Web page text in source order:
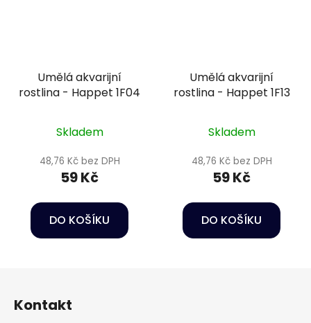
Umělá akvarijní
rostlina - Happet 1F04
Skladem
48,76 Kč bez DPH
59 Kč
DO KOŠÍKU
Umělá akvarijní
rostlina - Happet 1F13
Skladem
48,76 Kč bez DPH
59 Kč
DO KOŠÍKU
Kontakt